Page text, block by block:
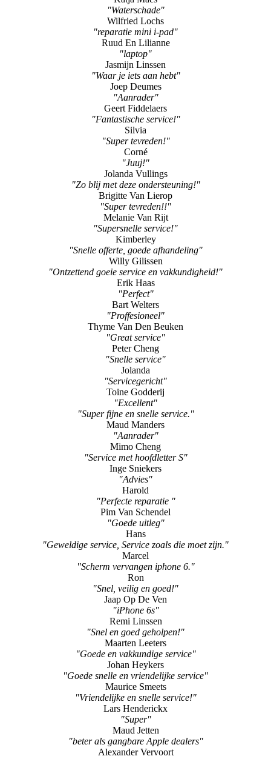
"Waterschade"
Wilfried Lochs
"reparatie mini i-pad"
Ruud En Lilianne
"laptop"
Jasmijn Linssen
"Waar je iets aan hebt"
Joep Deumes
"Aanrader"
Geert Fiddelaers
"Fantastische service!"
Silvia
"Super tevreden!"
Corné
"Juuj!"
Jolanda Vullings
"Zo blij met deze ondersteuning!"
Brigitte Van Lierop
"Super tevreden!!"
Melanie Van Rijt
"Supersnelle service!"
Kimberley
"Snelle offerte, goede afhandeling"
Willy Gilissen
"Ontzettend goeie service en vakkundigheid!"
Erik Haas
"Perfect"
Bart Welters
"Proffesioneel"
Thyme Van Den Beuken
"Great service"
Peter Cheng
"Snelle service"
Jolanda
"Servicegericht"
Toine Godderij
"Excellent"
"Super fijne en snelle service."
Maud Manders
"Aanrader"
Mimo Cheng
"Service met hoofdletter S"
Inge Sniekers
"Advies"
Harold
"Perfecte reparatie "
Pim Van Schendel
"Goede uitleg"
Hans
"Geweldige service, Service zoals die moet zijn."
Marcel
"Scherm vervangen iphone 6."
Ron
"Snel, veilig en goed!"
Jaap Op De Ven
"iPhone 6s"
Remi Linssen
"Snel en goed geholpen!"
Maarten Leeters
"Goede en vakkundige service"
Johan Heykers
"Goede snelle en vriendelijke service"
Maurice Smeets
"Vriendelijke en snelle service!"
Lars Henderickx
"Super"
Maud Jetten
"beter als gangbare Apple dealers"
Alexander Vervoort